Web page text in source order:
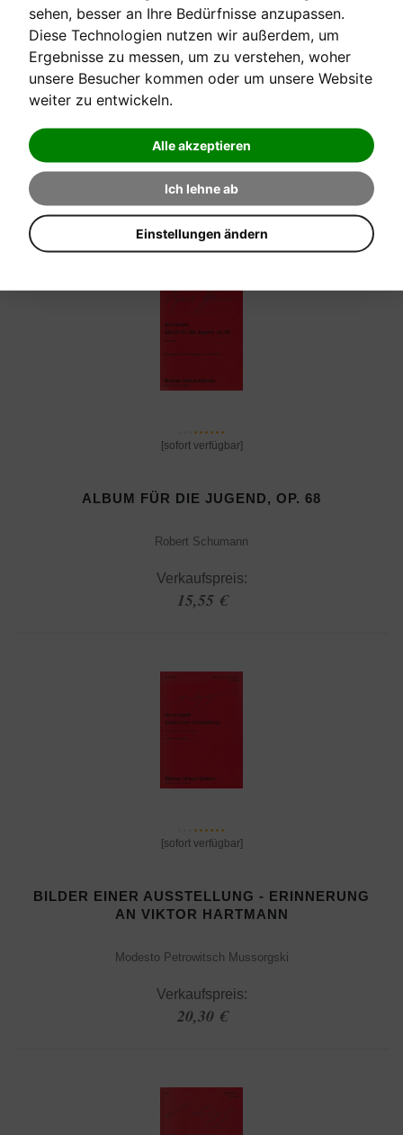
sehen, besser an Ihre Bedürfnisse anzupassen.
Diese Technologien nutzen wir außerdem, um
Ergebnisse zu messen, um zu verstehen, woher
unsere Besucher kommen oder um unsere Website
weiter zu entwickeln.
Alle akzeptieren
Ich lehne ab
Einstellungen ändern
DEUX ARABESQUES
Claude Debussy
Verkaufspreis:
8,80 €
[sofort verfügbar]
ALBUM FÜR DIE JUGEND, OP. 68
Robert Schumann
Verkaufspreis:
15,55 €
[sofort verfügbar]
BILDER EINER AUSSTELLUNG - ERINNERUNG
AN VIKTOR HARTMANN
Modesto Petrowitsch Mussorgski
Verkaufspreis:
20,30 €